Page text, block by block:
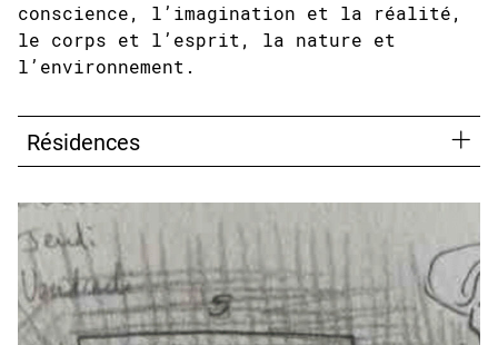
conscience, l’imagination et la réalité,
le corps et l’esprit, la nature et
l’environnement.
Résidences